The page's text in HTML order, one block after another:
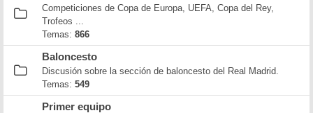
Competiciones de Copa de Europa, UEFA, Copa del Rey,
Trofeos ...
Temas: 866
Baloncesto
Discusión sobre la sección de baloncesto del Real Madrid.
Temas: 549
Primer equipo